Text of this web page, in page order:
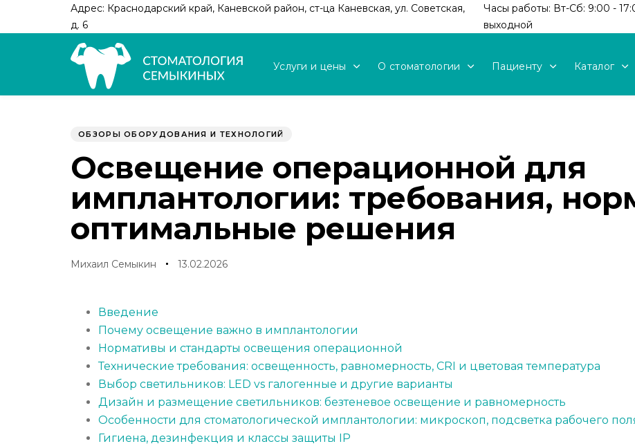
Адрес: Краснодарский край, Каневской район, ст-ца Каневская, ул. Советская,
д. 6
Часы работы: Вт-Сб: 9:00 -
выходной
Услуги и цены О стоматологии Пациенту Каталог
ОБЗОРЫ ОБОРУДОВАНИЯ И ТЕХНОЛОГИЙ
Освещение операционной для
имплантологии: требования,
оптимальные решения
Михаил Семыкин 13.02.2026
Введение
Почему освещение важно в имплантологии
Нормативы и стандарты освещения операционной
Технические требования: освещенность, равномерность, CRI и цветовая температура
Выбор светильников: LED vs галогенные и другие варианты
Дизайн и размещение светильников: безтеневое освещение и равномерность
Особенности для стоматологической имплантологии: микроскоп, подсветка рабочего
Гигиена, дезинфекция и классы защиты IP